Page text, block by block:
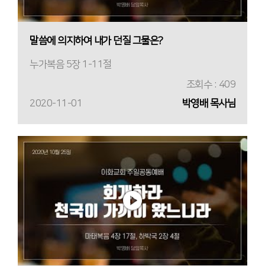
말씀에 의지하여 내가 던질 그물은?
누가복음 5장 1-11절
조회수 : 409
2020-11-01
박영배 목사님